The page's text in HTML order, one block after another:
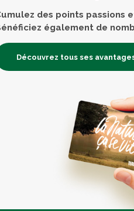
des points passions
également de
Découvrez tous ses